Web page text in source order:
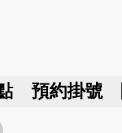
預約掛號